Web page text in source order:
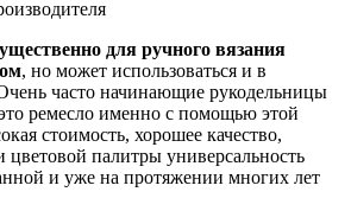
для ручного вязания
, но может использоваться и в
часто начинающие рукодельницы
ремесло именно с помощью этой
стоимость, хорошее качество,
палитры универсальность
и уже на протяжении многих лет